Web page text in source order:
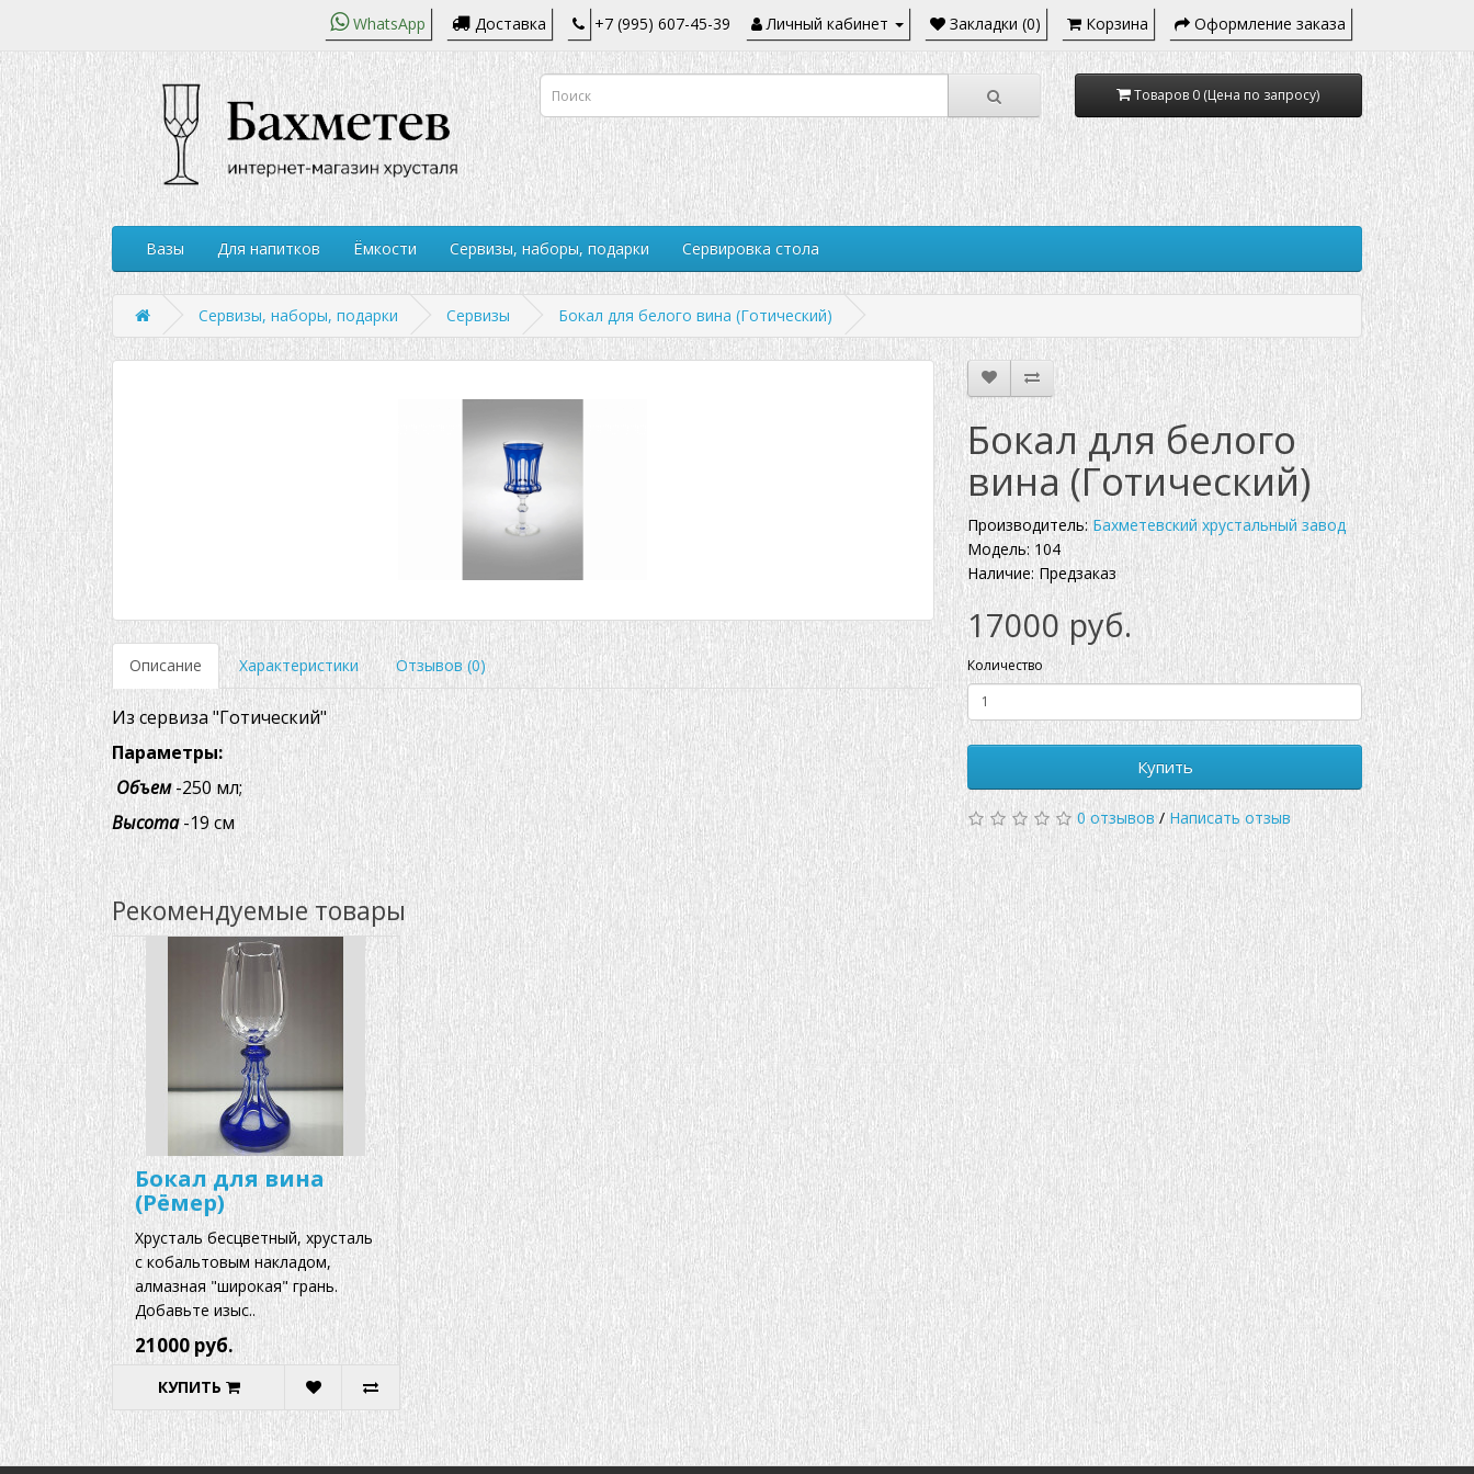
WhatsApp Доставка +7 (995) 607-45-39 Личный кабинет Закладки (0) Корзина Оформление заказа
Товаров 0 (Цена по запросу)
Вазы Для напитков Ёмкости Сервизы, наборы, подарки Сервировка стола
Сервизы, наборы, подарки Сервизы Бокал для белого вина (Готический)
Описание Характеристики Отзывов (0)
Из сервиза "Готический"
Параметры:
Объем-250 мл;
Высота-19 см
Бокал для белого
вина (Готический)
Производитель:Бахметевский хрустальный завод
Модель: 104
Наличие: Предзаказ
17000 руб.
Количество
Купить
0 отзывов/Написать отзыв
Рекомендуемые товары
Бокал для вина
(Рёмер)
Хрусталь бесцветный, хрусталь
с кобальтовым накладом,
алмазная "широкая" грань.
Добавьте изыс..
21000 руб.
КУПИТЬ